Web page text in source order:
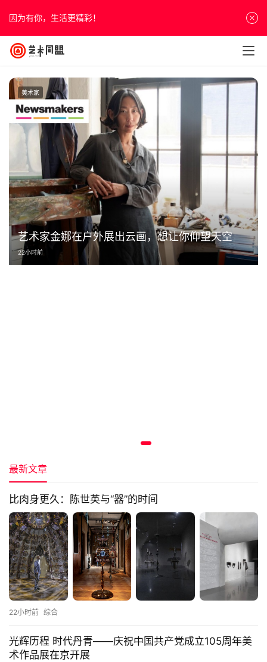
因为有你，生活更精彩！
艺术家金娜在户外展出云画，想让你仰望天空
22小时前
美术家
最新文章
比肉身更久：陈世英与“器”的时间
22小时前 综合
光辉历程 时代丹青——庆祝中国共产党成立105周年美
术作品展在京开展